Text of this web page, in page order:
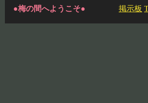
●梅の間へようこそ● 掲示板